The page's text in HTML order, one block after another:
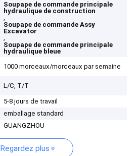
Soupape de commande principale
hydraulique de construction
,
Soupape de commande Assy
Excavator
,
Soupape de commande principale
hydraulique bleue
1000 morceaux/morceaux par semaine
L/C, T/T
5-8 jours de travail
emballage standard
GUANGZHOU
Regardez plus